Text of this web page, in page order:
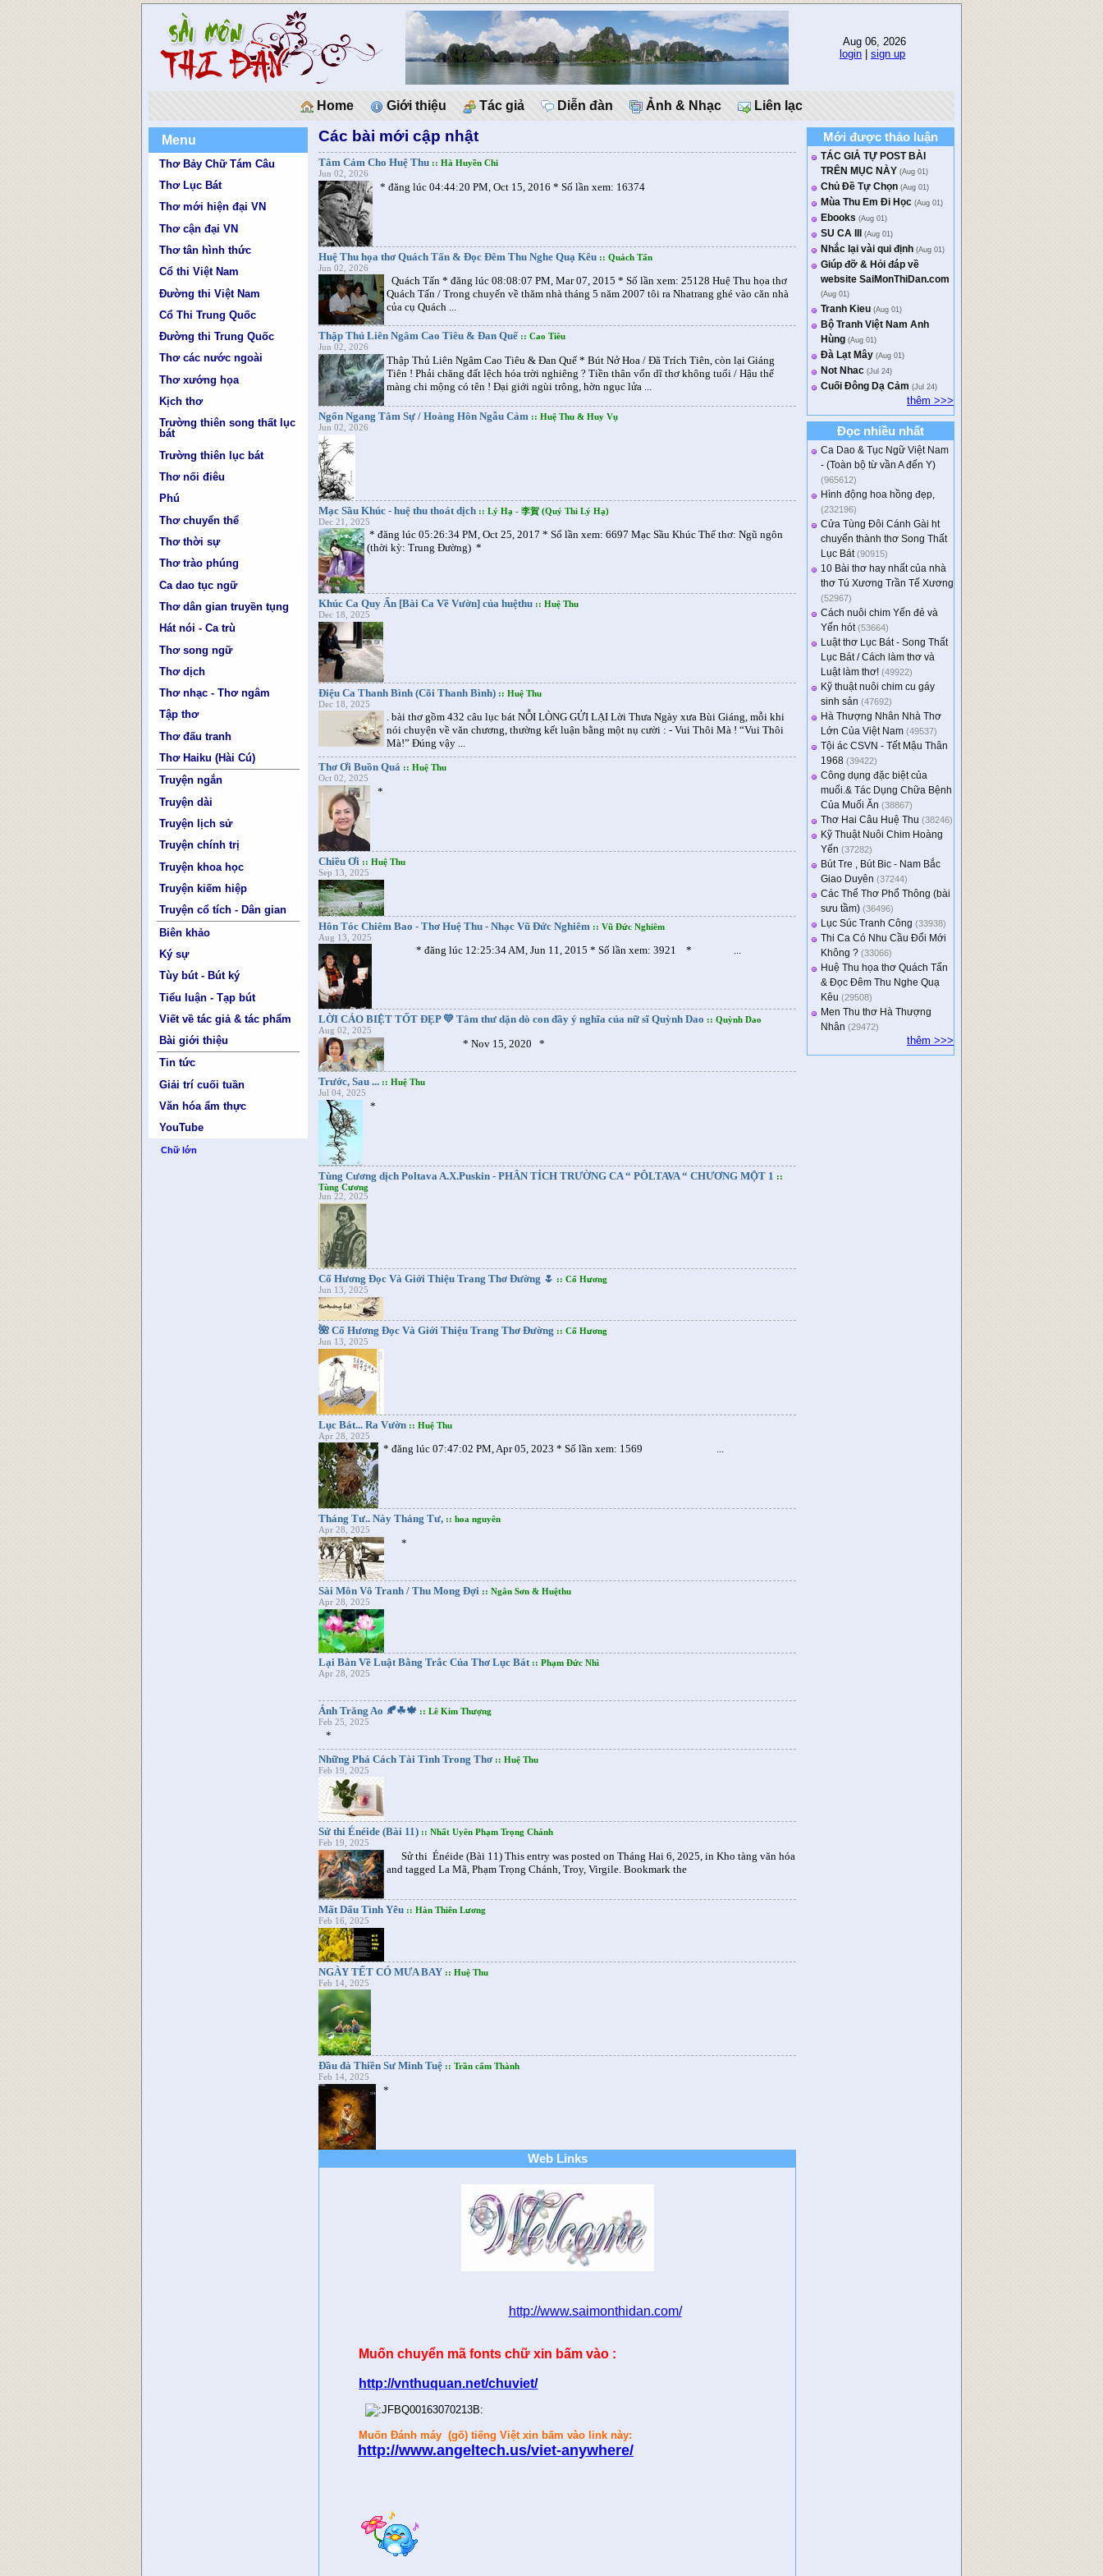
Aug 06, 2026
login
sign up
Home Giới thiệu Tác giả Diễn đàn Ảnh & Nhạc Liên lạc
Menu
Thơ Bảy Chữ Tám Câu
Thơ Lục Bát
Thơ mới hiện đại VN
Thơ cận đại VN
Thơ tân hình thức
Cổ thi Việt Nam
Đường thi Việt Nam
Cổ Thi Trung Quốc
Đường thi Trung Quốc
Thơ các nước ngoài
Thơ xướng họa
Kịch thơ
Trường thiên song thất lục
bát
Trường thiên lục bát
Thơ nối điêu
Phú
Thơ chuyển thể
Thơ thời sự
Thơ trào phúng
Ca dao tục ngữ
Thơ dân gian truyền tụng
Hát nói - Ca trù
Thơ song ngữ
Thơ dịch
Thơ nhạc - Thơ ngâm
Tập thơ
Thơ đấu tranh
Thơ Haiku (Hài Cú)
Truyện ngắn
Truyện dài
Truyện lịch sử
Truyện chính trị
Truyện khoa học
Truyện kiếm hiệp
Truyện cổ tích - Dân gian
Biên khảo
Ký sự
Tùy bút - Bút ký
Tiểu luận - Tạp bút
Viết về tác giả & tác phẩm
Bài giới thiệu
Tin tức
Giải trí cuối tuần
Văn hóa ẩm thực
YouTube
Chữ lớn
Các bài mới cập nhật
Tâm Cảm Cho Huệ Thu :: Hà Huyền Chi
Jun 02, 2026
* đăng lúc 04:44:20 PM, Oct 15, 2016 * Số lần xem: 16374
Huệ Thu họa thơ Quách Tấn & Đọc Đêm Thu Nghe Quạ Kêu :: Quách Tấn
Jun 02, 2026
Quách Tấn * đăng lúc 08:08:07 PM, Mar 07, 2015 * Số lần xem: 25128 Huệ Thu họa thơ
Quách Tấn / Trong chuyến về thăm nhà tháng 5 năm 2007 tôi ra Nhatrang ghé vào căn nhà
của cụ Quách ...
Thập Thủ Liên Ngâm Cao Tiêu & Ðan Quế :: Cao Tiêu
Jun 02, 2026
Thập Thủ Liên Ngâm Cao Tiêu & Ðan Quế * Bút Nở Hoa / Ðã Trích Tiên, còn lại Giáng
Tiên ! Phải chăng đất lệch hóa trời nghiêng ? Tiền thân vốn dĩ thơ không tuổi / Hậu thế
màng chi mộng có tên ! Ðại giới ngùi trông, hờn ngục lửa ...
Ngổn Ngang Tâm Sự / Hoàng Hôn Ngẫu Cảm :: Huệ Thu & Huy Vụ
Jun 02, 2026
Mạc Sầu Khúc - huệ thu thoát dịch :: Lý Hạ - 李賀 (Quỷ Thi Lý Hạ)
Dec 21, 2025
* đăng lúc 05:26:34 PM, Oct 25, 2017 * Số lần xem: 6697 Mạc Sầu Khúc Thể thơ: Ngũ ngôn
(thời kỳ: Trung Đường) *
Khúc Ca Quy Ẩn [Bài Ca Về Vườn] của huệthu :: Huệ Thu
Dec 18, 2025
Điệu Ca Thanh Bình (Cõi Thanh Bình) :: Huệ Thu
Dec 18, 2025
. bài thơ gồm 432 câu lục bát NỖI LÒNG GỬI LẠI Lời Thưa Ngày xưa Bùi Giáng, mỗi khi
nói chuyện về văn chương, thường kết luận bằng một nụ cười : - Vui Thôi Mà ! “Vui Thôi
Mà!” Ðúng vậy ...
Thơ Ơi Buồn Quá :: Huệ Thu
Oct 02, 2025
*
Chiều Ơi :: Huệ Thu
Sep 13, 2025
Hôn Tóc Chiêm Bao - Thơ Huệ Thu - Nhạc Vũ Ðức Nghiêm :: Vũ Đức Nghiêm
Aug 13, 2025
* đăng lúc 12:25:34 AM, Jun 11, 2015 * Số lần xem: 3921 * ...
LỜI CÁO BIỆT TỐT ĐẸP 💛 Tâm thư dặn dò con đầy ý nghĩa của nữ sĩ Quỳnh Dao :: Quỳnh Dao
Aug 02, 2025
* Nov 15, 2020 *
Trước, Sau ... :: Huệ Thu
Jul 04, 2025
*
Tùng Cương dịch Poltava A.X.Puskin - PHÂN TÍCH TRƯỜNG CA “ PÔLTAVA “ CHƯƠNG MỘT 1 ::
Tùng Cương
Jun 22, 2025
Cố Hương Đọc Và Giới Thiệu Trang Thơ Đường 🌷 :: Cố Hương
Jun 13, 2025
🌺 Cố Hương Đọc Và Giới Thiệu Trang Thơ Đường :: Cố Hương
Jun 13, 2025
Lục Bát... Ra Vườn :: Huệ Thu
Apr 28, 2025
* đăng lúc 07:47:02 PM, Apr 05, 2023 * Số lần xem: 1569 ...
Tháng Tư.. Này Tháng Tư, :: hoa nguyên
Apr 28, 2025
*
Sài Môn Vô Tranh / Thu Mong Đợi :: Ngân Sơn & Huệthu
Apr 28, 2025
Lại Bàn Về Luật Bằng Trắc Của Thơ Lục Bát :: Phạm Đức Nhì
Apr 28, 2025
Ánh Trăng Ao 🍂☘🍁 :: Lê Kim Thượng
Feb 25, 2025
*
Những Phá Cách Tài Tình Trong Thơ :: Huệ Thu
Feb 19, 2025
Sử thi Énéide (Bài 11) :: Nhất Uyên Phạm Trọng Chánh
Feb 19, 2025
Sử thi Énéide (Bài 11) This entry was posted on Tháng Hai 6, 2025, in Kho tàng văn hóa
and tagged La Mã, Phạm Trọng Chánh, Troy, Virgile. Bookmark the
Mất Dấu Tình Yêu :: Hàn Thiên Lương
Feb 16, 2025
NGÀY TẾT CÓ MƯA BAY :: Huệ Thu
Feb 14, 2025
Đầu đà Thiền Sư Minh Tuệ :: Trần cẩm Thành
Feb 14, 2025
*
Web Links
http://www.saimonthidan.com/
Muốn chuyển mã fonts chữ xin bấm vào :
http://vnthuquan.net/chuviet/
Muốn Đánh máy (gõ) tiếng Việt xin bấm vào link này:
http://www.angeltech.us/viet-anywhere/
Mới được thảo luận
TÁC GIẢ TỰ POST BÀI
TRÊN MỤC NÀY (Aug 01)
Chủ Ðề Tự Chọn (Aug 01)
Mùa Thu Em Đi Học (Aug 01)
Ebooks (Aug 01)
SU CA III (Aug 01)
Nhắc lại vài qui định (Aug 01)
Giúp đỡ & Hỏi đáp về
website SaiMonThiDan.com
(Aug 01)
Tranh Kieu (Aug 01)
Bộ Tranh Việt Nam Anh
Hùng (Aug 01)
Đà Lạt Mây (Aug 01)
Not Nhac (Jul 24)
Cuối Đông Dạ Cảm (Jul 24)
thêm >>>
Đọc nhiều nhất
Ca Dao & Tục Ngữ Việt Nam
- (Toàn bộ từ vần A đến Y)
(965612)
Hình động hoa hồng đẹp,
(232196)
Cửa Tùng Đôi Cánh Gài ht
chuyển thành thơ Song Thất
Lục Bát (90915)
10 Bài thơ hay nhất của nhà
thơ Tú Xương Trần Tế Xương
(52967)
Cách nuôi chim Yến đẻ và
Yến hót (53664)
Luật thơ Lục Bát - Song Thất
Lục Bát / Cách làm thơ và
Luật làm thơ! (49922)
Kỹ thuật nuôi chim cu gáy
sinh sản (47692)
Hà Thượng Nhân Nhà Thơ
Lớn Của Việt Nam (49537)
Tội ác CSVN - Tết Mậu Thân
1968 (39422)
Công dụng đặc biệt của
muối.& Tác Dụng Chữa Bệnh
Của Muối Ăn (38867)
Thơ Hai Câu Huệ Thu (38246)
Kỹ Thuật Nuôi Chim Hoàng
Yến (37282)
Bút Tre , Bút Bic - Nam Bắc
Giao Duyên (37244)
Các Thể Thơ Phổ Thông (bài
sưu tầm) (36496)
Lục Súc Tranh Công (33938)
Thi Ca Có Nhu Cầu Đổi Mới
Không ? (33066)
Huệ Thu họa thơ Quách Tấn
& Đọc Đêm Thu Nghe Quạ
Kêu (29508)
Men Thu thơ Hà Thượng
Nhân (29472)
thêm >>>